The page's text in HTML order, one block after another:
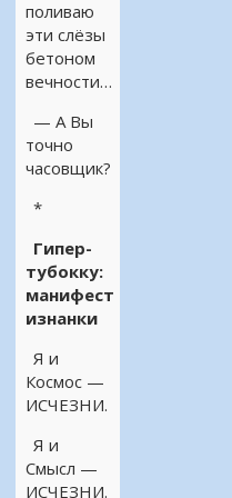
поливаю
эти слёзы
бетоном
вечности…
— А Вы
точно
часовщик?
*
Гипер-
тубокку:
манифест
изнанки
Я и
Космос —
ИСЧЕЗНИ.
Я и
Смысл —
ИСЧЕЗНИ.